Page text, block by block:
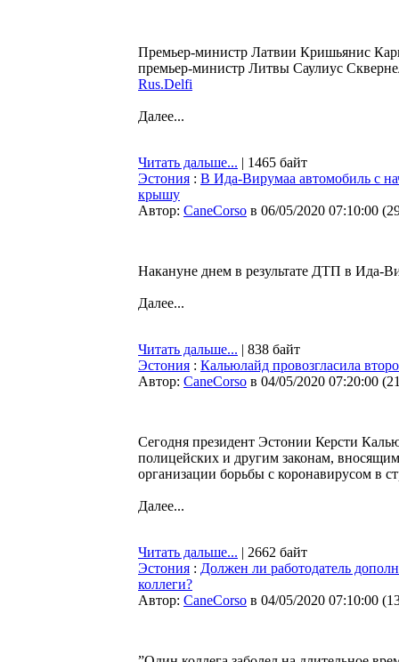
Премьер-министр Латвии Кришьянис
премьер-министр Литвы Саулиус
Rus.Delfi
Далее...
Читать дальше... | 1465 байт
Эстония : В Ида-Вирумаа автомобиль с
крышу
Автор: CaneCorso в 06/05/2020 07:10:00 (
Накануне днем в результате ДТП в Ида-
Далее...
Читать дальше... | 838 байт
Эстония : Кальюлайд провозгласила
Автор: CaneCorso в 04/05/2020 07:20:00 (
Сегодня президент Эстонии Керсти
полицейских и другим законам,
организации борьбы с коронавирусом в
Далее...
Читать дальше... | 2662 байт
Эстония : Должен ли работодатель
коллеги?
Автор: CaneCorso в 04/05/2020 07:10:00 (